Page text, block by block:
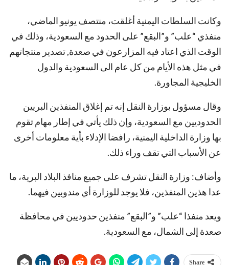
وكانت السلطات اليمنية أغلقت، منتصف يونيو الماضي،
منفذي “علب” و”البقع” على الحدود مع السعودية، وذلك في
الوقت الذي اعتاد فيه المزارعون في صعدة, تصدير منتجاتهم
في مثل هذه الأيام من كل عام الى السعودية والدول
الخليجية المجاورة.
وقال مسؤول بوزارة النقل إنه تم إغلاق المنفذين البريين
الحدوديين مع السعودية، وإن ذلك يأتي في إطار مهام تقوم
بها وزارة الداخلية اليمنية، رافضا الإدلاء بأية معلومات أخرى
عن الأسباب التي تقف وراء ذلك.
وأضاف: وزارة النقل تشرف على جميع منافذ البلاد البرية، ما
عدا هذين المنفذين، فلا يوجد للوزارة أي مندوبين فيهما.
ويعد منفذا “علب” و”البقع” منفذين حدوديين في محافظة
صعدة إلى الشمال، مع السعودية.
Share